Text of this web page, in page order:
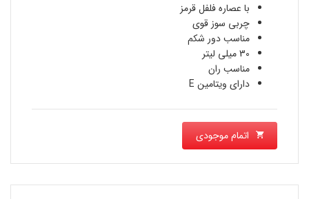
با عصاره فلفل قرمز
چربی سوز قوی
مناسب دور شکم
30 میلی لیتر
مناسب ران
دارای ویتامین E
اتمام موجودی